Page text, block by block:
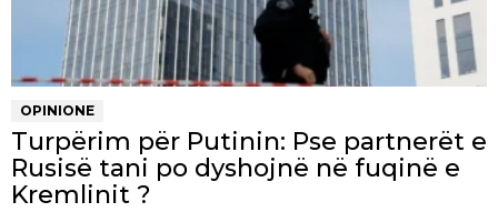
OPINIONE
Turpërim për Putinin: Pse partnerët e
Rusisë tani po dyshojnë në fuqinë e
Kremlinit ?